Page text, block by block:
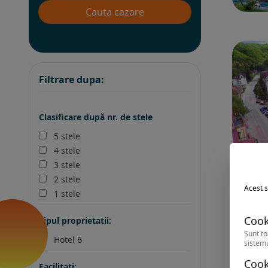
Filtrare dupa:
Clasificare după nr. de stele
5 stele
4 stele
3 stele
2 stele
1 stele
Tipul proprietatii:
Hotel 6
Acest
Sunt